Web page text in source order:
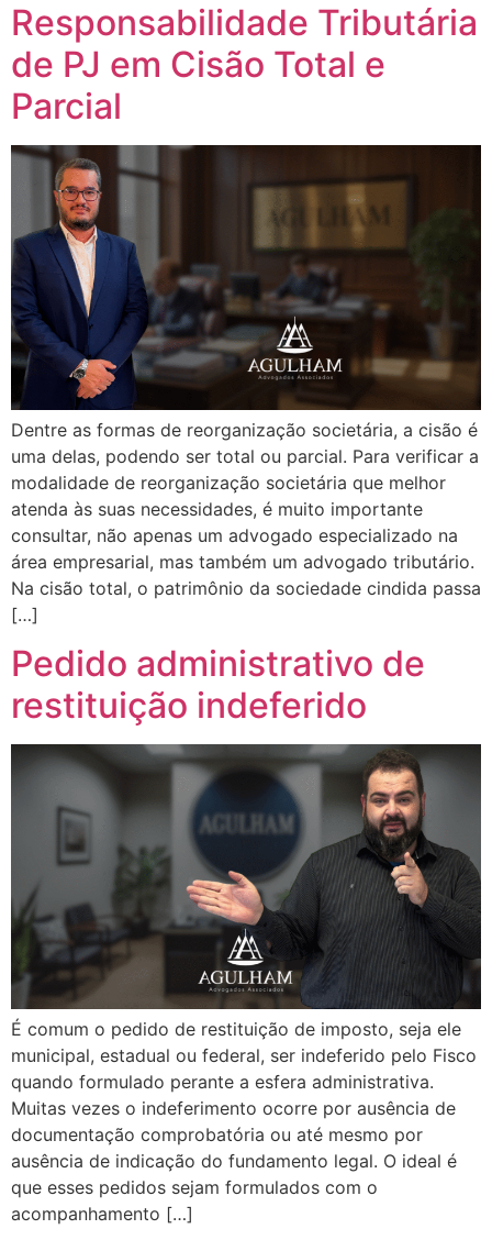
Responsabilidade Tributária
de PJ em Cisão Total e
Parcial
Dentre as formas de reorganização societária, a cisão é
uma delas, podendo ser total ou parcial. Para verificar a
modalidade de reorganização societária que melhor
atenda às suas necessidades, é muito importante
consultar, não apenas um advogado especializado na
área empresarial, mas também um advogado tributário.
Na cisão total, o patrimônio da sociedade cindida passa
[…]
Pedido administrativo de
restituição indeferido
É comum o pedido de restituição de imposto, seja ele
municipal, estadual ou federal, ser indeferido pelo Fisco
quando formulado perante a esfera administrativa.
Muitas vezes o indeferimento ocorre por ausência de
documentação comprobatória ou até mesmo por
ausência de indicação do fundamento legal. O ideal é
que esses pedidos sejam formulados com o
acompanhamento […]